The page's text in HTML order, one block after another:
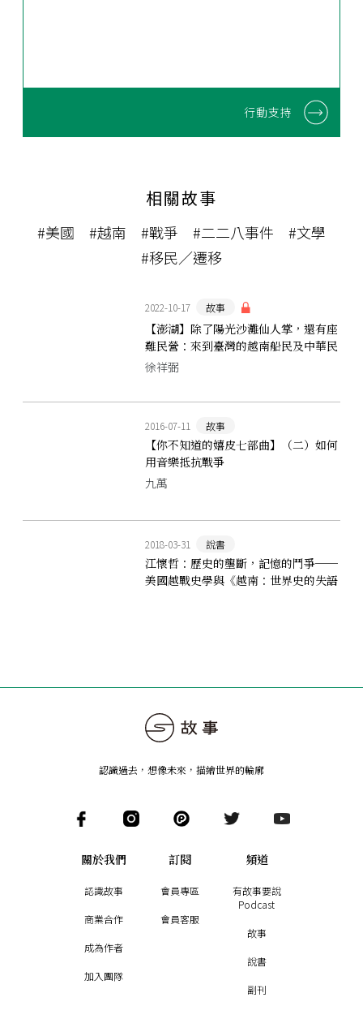
行動支持
相關故事
#美國 #越南 #戰爭 #二二八事件
#文學
#移民／遷移
2022-10-17 故事
【澎湖】除了陽光沙灘仙人掌，還有座
難民營：來到臺灣的越南船民及中華民
國的現代啟示錄
徐祥弼
2016-07-11 故事
【你不知道的嬉皮七部曲】（二）如何
用音樂抵抗戰爭
九萬
2018-03-31 說書
江懷哲：歷史的壟斷，記憶的鬥爭──
美國越戰史學與《越南：世界史的失語
認識過去，想像未來 ， 描繪世界的輪廓
關於我們
認識故事
商業合作
成為作者
加入團隊
訂閱
會員專區
會員客服
頻道
有故事要說
Podcast
故事
說書
副刊